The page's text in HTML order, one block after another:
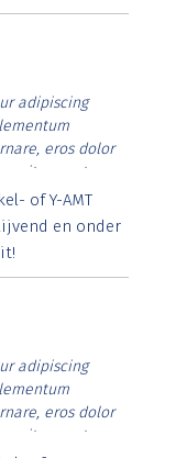
adipiscing
eros dolor
vitae erat.
lorem
posuere.
of Y-AMT
en onder
adipiscing
eros dolor
vitae erat.